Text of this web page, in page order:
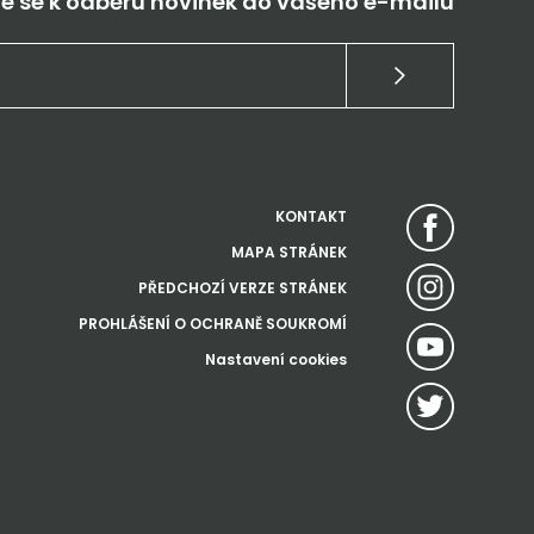
KONTAKT
MAPA STRÁNEK
PŘEDCHOZÍ VERZE STRÁNEK
PROHLÁŠENÍ O OCHRANĚ SOUKROMÍ
Nastavení cookies